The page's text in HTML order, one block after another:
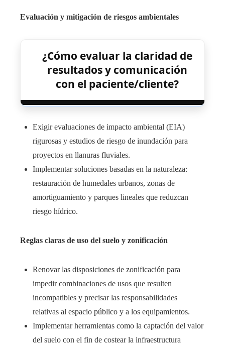
Evaluación y mitigación de riesgos ambientales
¿Cómo evaluar la claridad de
resultados y comunicación
con el paciente/cliente?
Exigir evaluaciones de impacto ambiental (EIA)
rigurosas y estudios de riesgo de inundación para
proyectos en llanuras fluviales.
Implementar soluciones basadas en la naturaleza:
restauración de humedales urbanos, zonas de
amortiguamiento y parques lineales que reduzcan
riesgo hídrico.
Reglas claras de uso del suelo y zonificación
Renovar las disposiciones de zonificación para
impedir combinaciones de usos que resulten
incompatibles y precisar las responsabilidades
relativas al espacio público y a los equipamientos.
Implementar herramientas como la captación del valor
del suelo con el fin de costear la infraestructura